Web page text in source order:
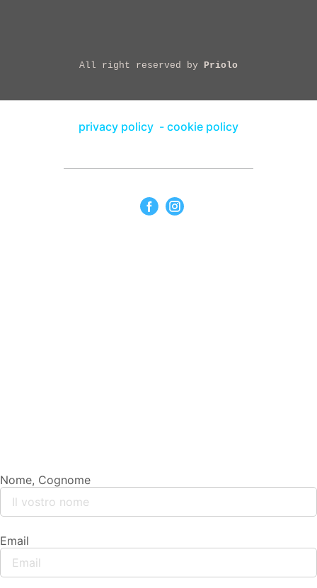
All right reserved by Priolo
privacy policy - cookie policy
Nome, Cognome
Email